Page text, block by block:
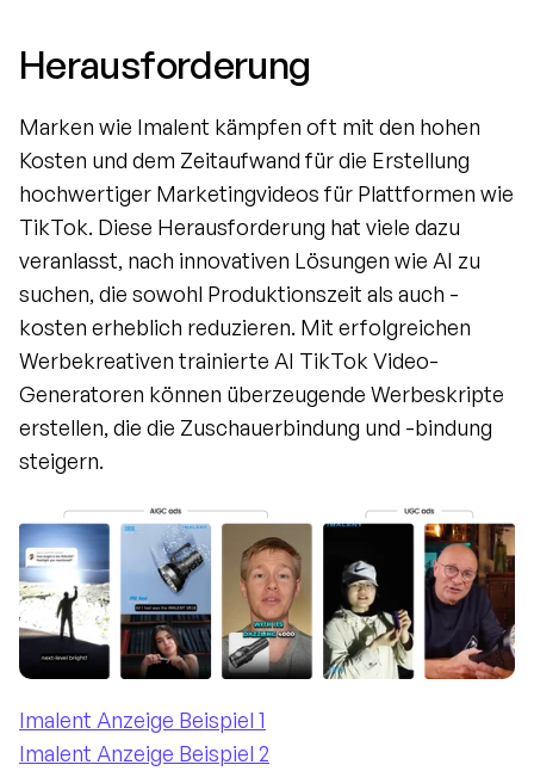
Herausforderung
Marken wie Imalent kämpfen oft mit den hohen
Kosten und dem Zeitaufwand für die Erstellung
hochwertiger Marketingvideos für Plattformen wie
TikTok. Diese Herausforderung hat viele dazu
veranlasst, nach innovativen Lösungen wie AI zu
suchen, die sowohl Produktionszeit als auch -
kosten erheblich reduzieren. Mit erfolgreichen
Werbekreativen trainierte AI TikTok Video-
Generatoren können überzeugende Werbeskripte
erstellen, die die Zuschauerbindung und -bindung
steigern.
Imalent Anzeige Beispiel 1
Imalent Anzeige Beispiel 2